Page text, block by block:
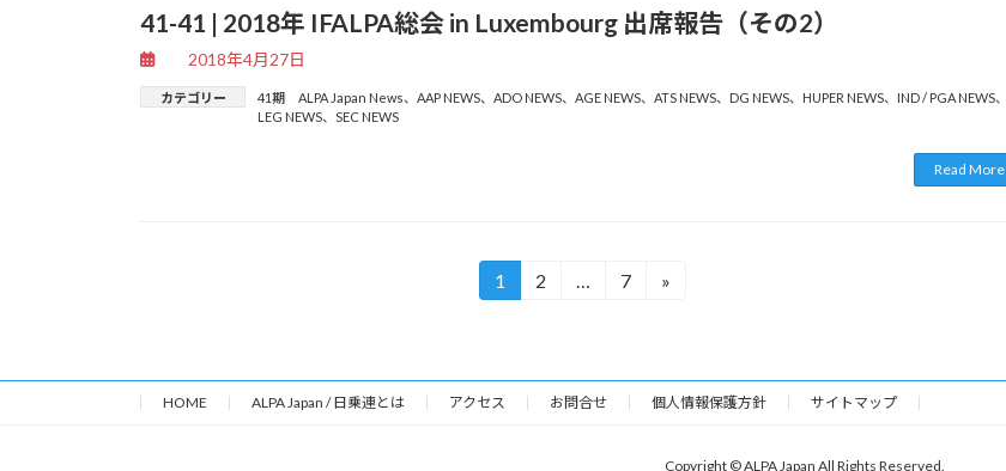
41-41 | 2018年 IFALPA総会 in Luxembourg 出席報告（その2）
2018年4月27日
カテゴリー 41期 ALPA Japan News、 AAP NEWS、 ADO NEWS、 AGE NEWS、 ATS NEWS、 DG NEWS、 HUPER NEWS、 IND / PGA NEWS、
LEG NEWS、 SEC NEWS
Read More
ペ
ー
固
ジ
1
固
ジ
2 …
固
ジ
7 »
HOME ALPA Japan / 日乗連とは アクセス お問合せ 個人情報保護方針 サイトマップ
Copyright © ALPA Japan All Rights Reserved.